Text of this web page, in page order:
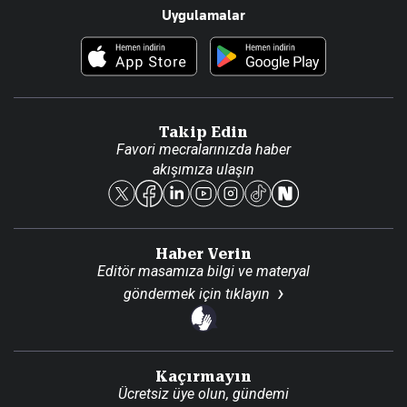
Foto Haber
Künye
Reklam Ver
Uygulamalar
Takip Edin
Favori mecralarınızda haber
akışımıza ulaşın
Haber Verin
Editör masamıza bilgi ve materyal
göndermek için tıklayın
Kaçırmayın
Ücretsiz üye olun, gündemi